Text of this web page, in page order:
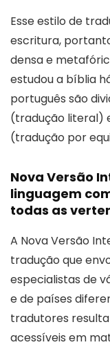
Esse estilo de
escritura,
densa e
estudou a bíblia
português são
(tradução literal)
(tradução por
Nova Versão
linguagem
todas as
A Nova Versão
tradução que
especialistas de
e de países
tradutores
acessíveis em